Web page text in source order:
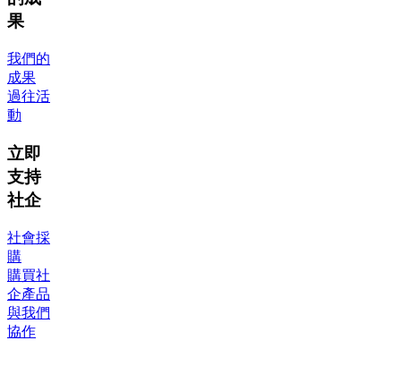
果
我們的
成果
過往活
動
立即
支持
社企
社會採
購
購買社
企產品
與我們
協作